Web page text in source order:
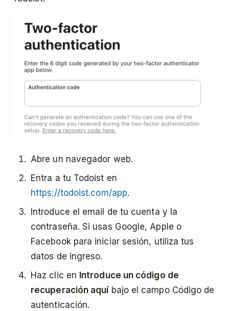
Abre un navegador web.
Entra a tu Todoist en
https://todoist.com/app.
Introduce el email de tu cuenta y la
contraseña. Si usas Google, Apple o
Facebook para iniciar sesión, utiliza tus
datos de ingreso.
Haz clic en Introduce un código de
recuperación aquí bajo el campo Código de
autenticación.